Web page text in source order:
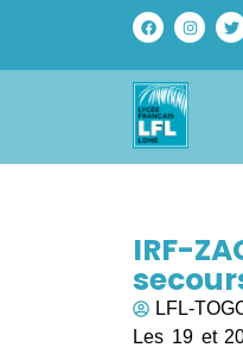
IRF-
LFL-
Les 19 et